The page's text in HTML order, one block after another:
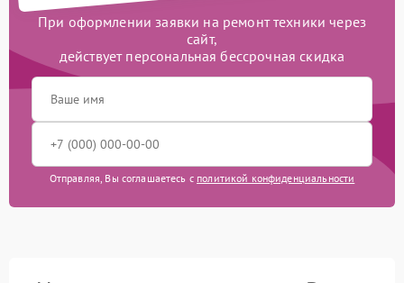
При оформлении заявки на ремонт техники через
сайт,
действует персональная бессрочная скидка
Отправляя, Вы соглашаетесь с политикой конфиденциальности